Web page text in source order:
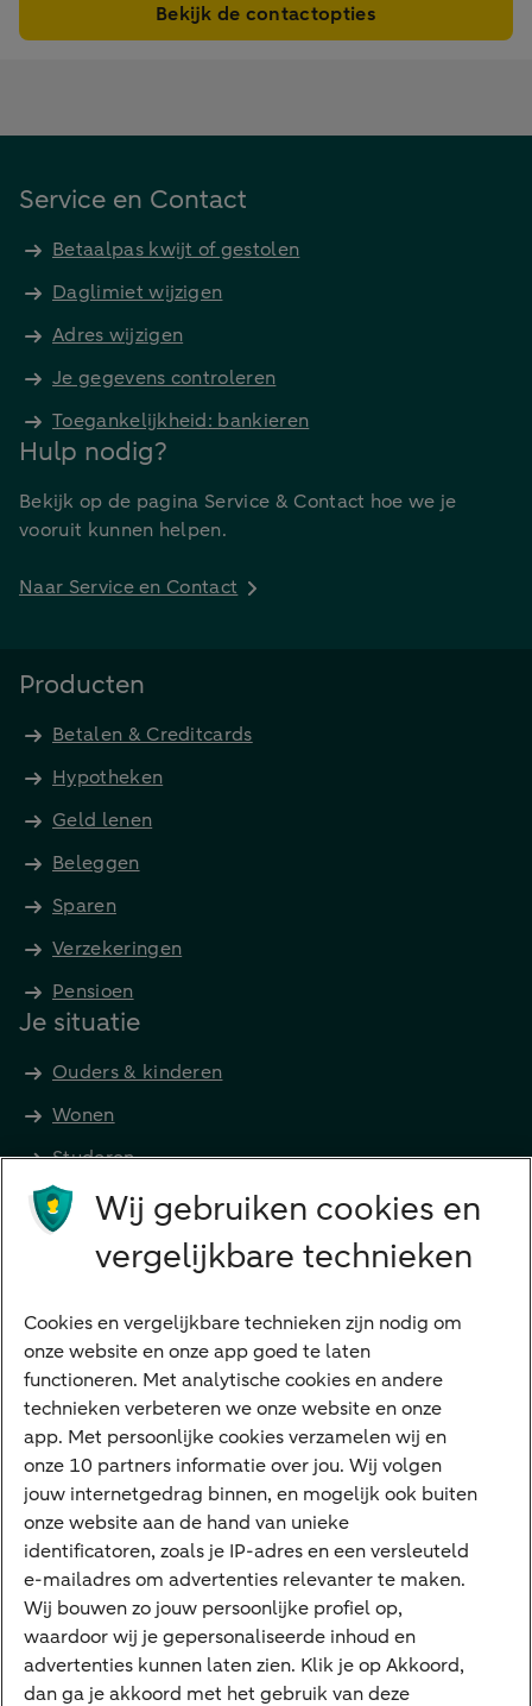
Bekijk de contactopties
Service en Contact
Betaalpas kwijt of gestolen
Daglimiet wijzigen
Adres wijzigen
Je gegevens controleren
Toegankelijkheid: bankieren
Hulp nodig?
Bekijk op de pagina Service & Contact hoe we je
vooruit kunnen helpen.
Naar Service en Contact
Producten
Betalen & Creditcards
Hypotheken
Geld lenen
Beleggen
Sparen
Verzekeringen
Pensioen
Je situatie
Ouders & kinderen
Wonen
Studeren
Preferred Banking
Digitale diensten
Internet Bankieren
ABN AMRO app
Tikkie
Apple Pay
Google Pay
Veilig bankieren
Meest gezocht
Hypotheek berekenen
Wij gebruiken cookies en
vergelijkbare technieken
Cookies en vergelijkbare technieken zijn nodig om
onze website en onze app goed te laten
functioneren. Met analytische cookies en andere
technieken verbeteren we onze website en onze
app. Met persoonlijke cookies verzamelen wij en
onze 10 partners informatie over jou. Wij volgen
jouw internetgedrag binnen, en mogelijk ook buiten
onze website aan de hand van unieke
identificatoren, zoals je IP-adres en een versleuteld
e-mailadres om advertenties relevanter te maken.
Wij bouwen zo jouw persoonlijke profiel op,
waardoor wij je gepersonaliseerde inhoud en
advertenties kunnen laten zien. Klik je op Akkoord,
dan ga je akkoord met het gebruik van deze